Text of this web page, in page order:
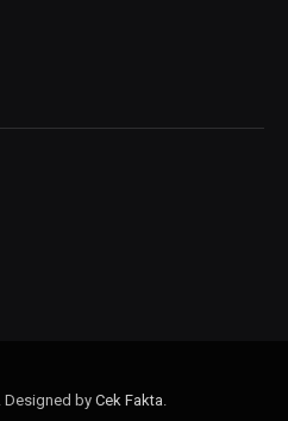
Designed byCek Fakta